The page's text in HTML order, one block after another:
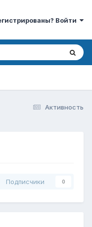
Войти
Активность
Подписчики 0